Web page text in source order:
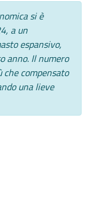
si è
a un
espansivo,
anno. Il numero
che compensato
una lieve